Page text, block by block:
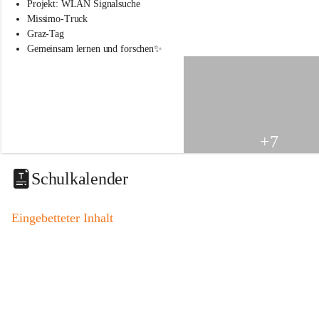
s
s
c
i
t
a
o
Projekt: WLAN Signalsuche
Missimo-Truck
Graz-Tag
Gemeinsam lernen und forschen✨
+7
Schulkalender
Eingebetteter Inhalt